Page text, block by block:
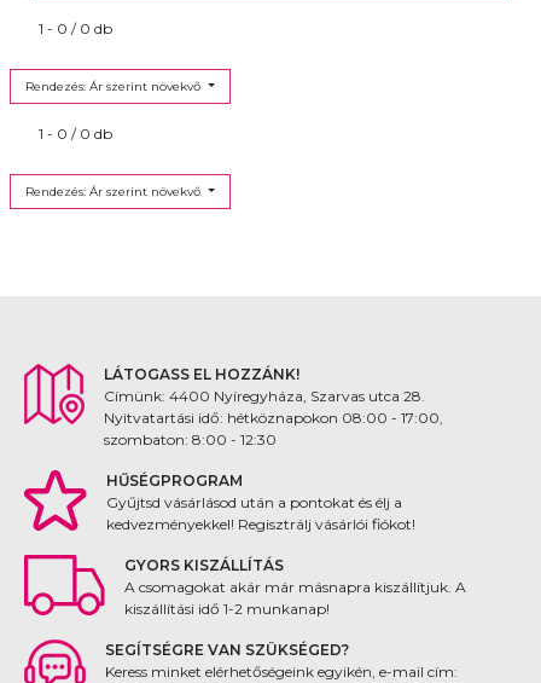
1 - 0 / 0 db
Rendezés: Ár szerint növekvő
1 - 0 / 0 db
Rendezés: Ár szerint növekvő
LÁTOGASS EL HOZZÁNK!
Címünk: 4400 Nyíregyháza, Szarvas utca 28.
Nyitvatartási idő: hétköznapokon 08:00 - 17:00,
szombaton: 8:00 - 12:30
HŰSÉGPROGRAM
Gyűjtsd vásárlásod után a pontokat és élj a
kedvezményekkel! Regisztrálj vásárlói fiókot!
GYORS KISZÁLLÍTÁS
A csomagokat akár már másnapra kiszállítjuk. A
kiszállítási idő 1-2 munkanap!
SEGÍTSÉGRE VAN SZÜKSÉGED?
Keress minket elérhetőségeink egyikén, e-mail cím: